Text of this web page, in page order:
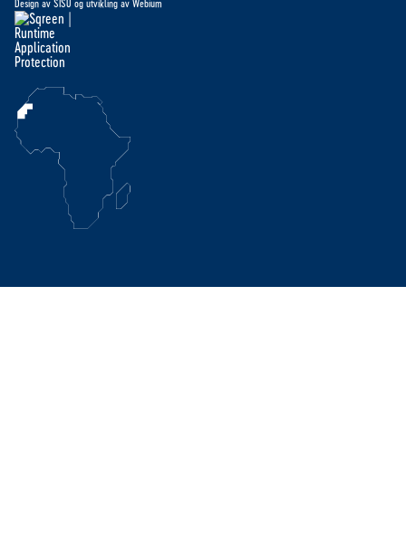
Design av SISU og utvikling av Webium